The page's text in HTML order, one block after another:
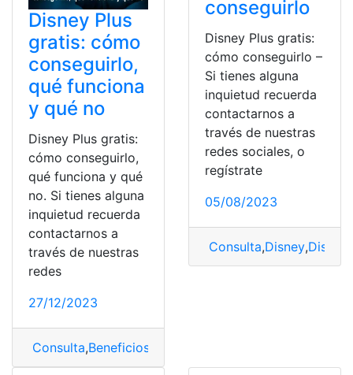
Disney Plus
gratis: cómo
conseguirlo,
qué funciona
y qué no
Disney Plus gratis:
cómo conseguirlo,
qué funciona y qué
no. Si tienes alguna
inquietud recuerda
contactarnos a
través de nuestras
redes
27/12/2023
Consulta,Beneficios
conseguirlo
Disney Plus gratis:
cómo conseguirlo –
Si tienes alguna
inquietud recuerda
contactarnos a
través de nuestras
redes sociales, o
regístrate
05/08/2023
Consulta,Disney,Disney